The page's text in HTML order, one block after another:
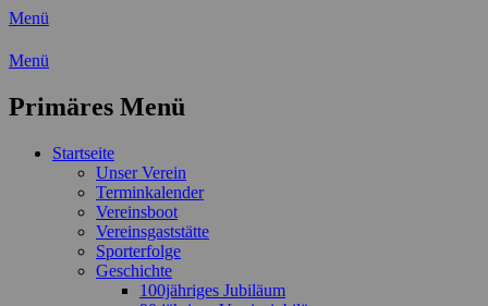
Menü
Wassersport-Verein 1921 e.V.
Freizeit mit der ganzen Familie
Menü
Primäres Menü
Zum
Startseite
Unser Verein
Terminkalender
Vereinsboot
Vereinsgaststätte
Sporterfolge
Geschichte
100jähriges Jubiläum